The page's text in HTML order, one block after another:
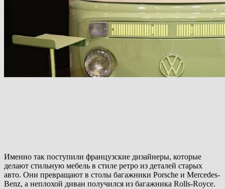
Именно так поступили французские дизайнеры, которые
делают стильную мебель в стиле ретро из деталей старых
авто. Они превращают в столы багажники Porsche и Mercedes-
Benz, а неплохой диван получился из багажника Rolls-Royce.